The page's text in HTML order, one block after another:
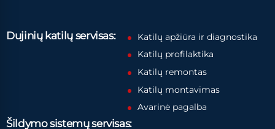
Dujinių katilų servisas:
Katilų apžiūra ir diagnostika
Katilų profilaktika
Katilų remontas
Katilų montavimas
Avarinė pagalba
Šildymo sistemų servisas: